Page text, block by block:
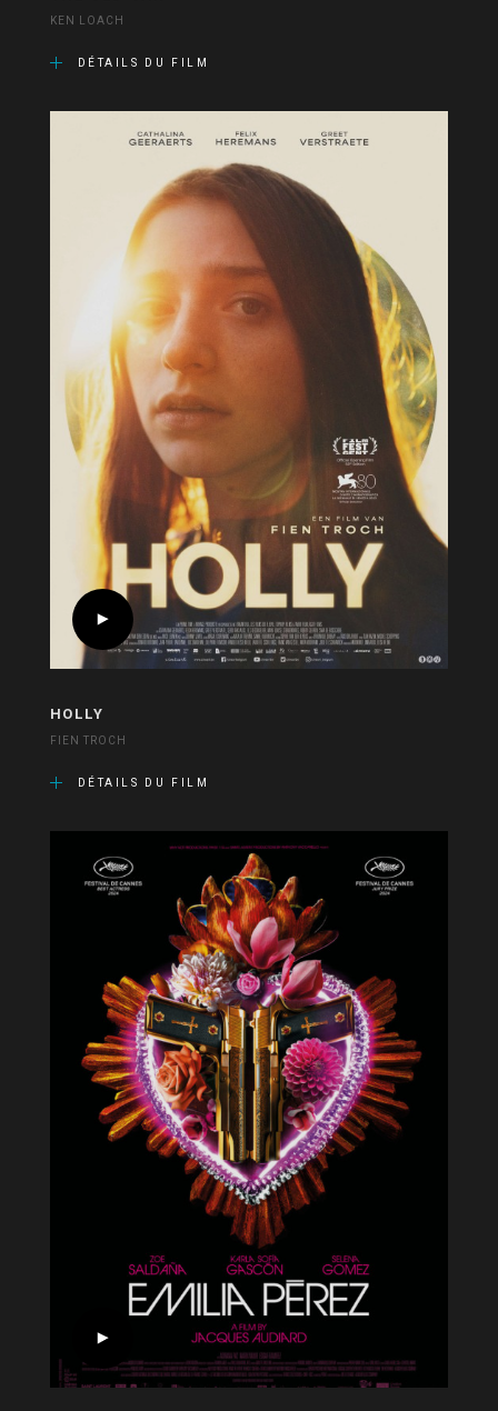
KEN LOACH
DÉTAILS DU FILM
HOLLY
FIEN TROCH
DÉTAILS DU FILM